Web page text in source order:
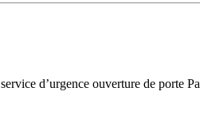
d’urgence ouverture de porte